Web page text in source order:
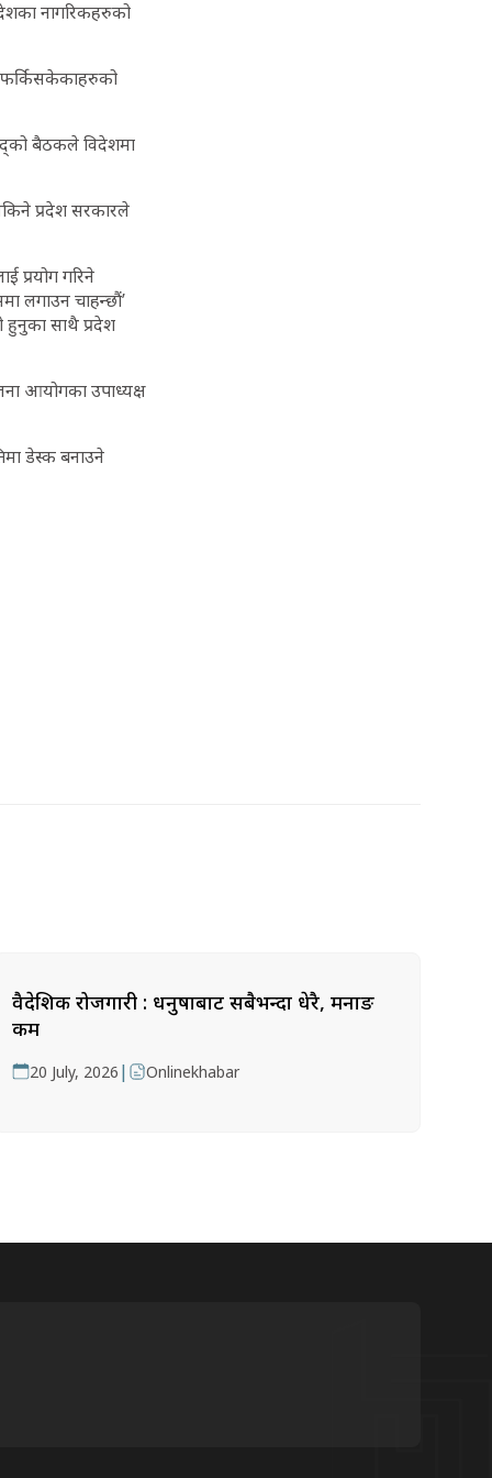
नागरिकहरुको
बैठकले विदेशमा
प्रदेश सरकारले
प्रयोग गरिने
लगाउन चाहन्छौं’
हुनुका साथै प्रदेश
आयोगका उपाध्यक्ष
डेस्क बनाउने
वैदेशिक रोजगारी : धनुषाबाट सबैभन्दा धेरै, मनाङ
कम
20 July, 2026 | Onlinekhabar